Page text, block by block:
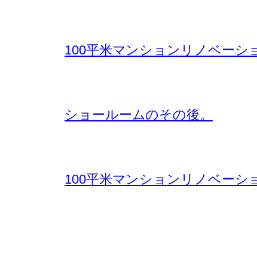
100平米マンションリノベーシ
ショールームのその後。
100平米マンションリノベーシ